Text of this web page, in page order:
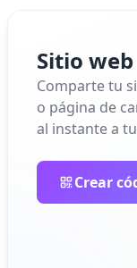
Sitio web
Comparte tu
o página de
al instante a
Crear